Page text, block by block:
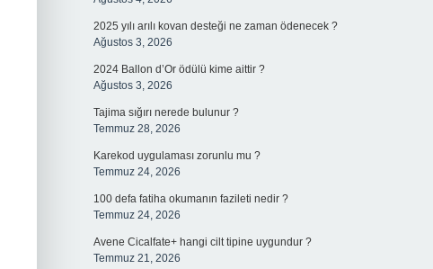
2025 yılı arılı kovan desteği ne zaman ödenecek ?
Ağustos 3, 2026
2024 Ballon d’Or ödülü kime aittir ?
Ağustos 3, 2026
Tajima sığırı nerede bulunur ?
Temmuz 28, 2026
Karekod uygulaması zorunlu mu ?
Temmuz 24, 2026
100 defa fatiha okumanın fazileti nedir ?
Temmuz 24, 2026
Avene Cicalfate+ hangi cilt tipine uygundur ?
Temmuz 21, 2026